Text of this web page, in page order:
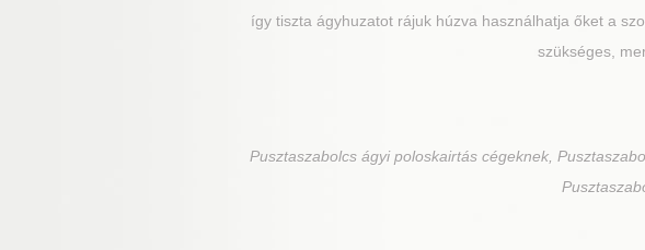
így tiszta ágyhuzatot rájuk húzva használhatja őket a
szükséges,
Pusztaszabolcságyi poloskairtás cégeknek,